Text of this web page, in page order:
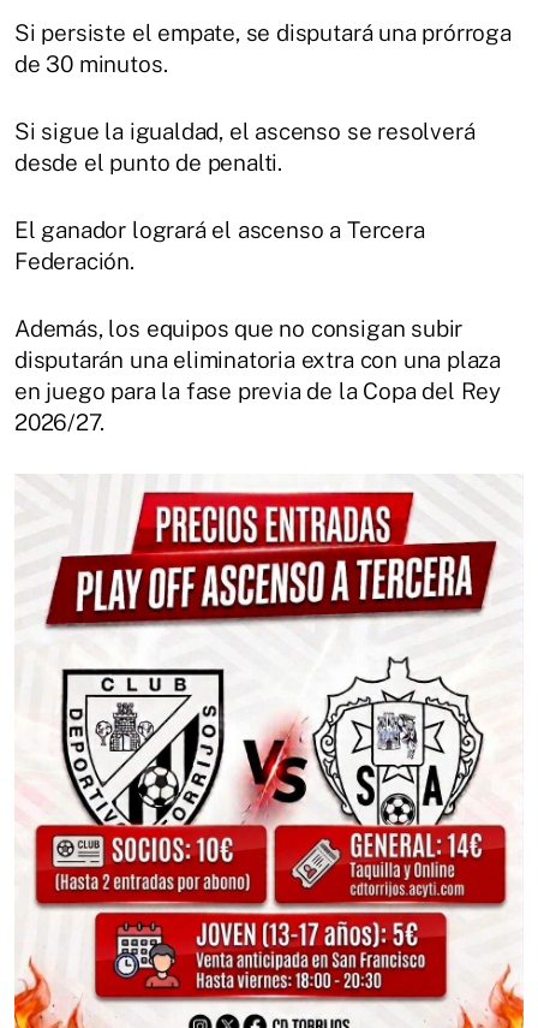
Si persiste el empate, se disputará una prórroga
de 30 minutos.
Si sigue la igualdad, el ascenso se resolverá
desde el punto de penalti.
El ganador logrará el ascenso a Tercera
Federación.
Además, los equipos que no consigan subir
disputarán una eliminatoria extra con una plaza
en juego para la fase previa de la Copa del Rey
2026/27.